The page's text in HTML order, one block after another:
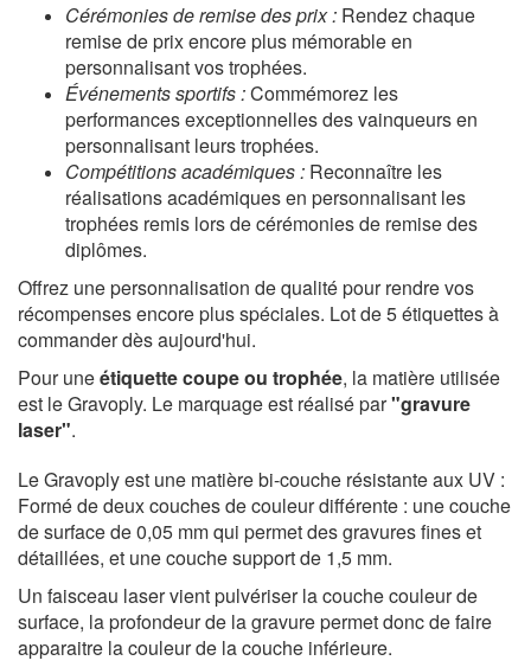
Cérémonies de remise des prix : Rendez chaque
remise de prix encore plus mémorable en
personnalisant vos trophées.
Événements sportifs :Commémorez les
performances exceptionnelles des vainqueurs en
personnalisant leurs trophées.
Compétitions académiques : Reconnaître les
réalisations académiques en personnalisant les
trophées remis lors de cérémonies de remise des
diplômes.
Offrez une personnalisation de qualité pour rendre vos
récompenses encore plus spéciales. Lot de 5 étiquettes à
commander dès aujourd'hui.
Pour uneétiquette coupe ou trophée, la matière utilisée
est le Gravoply. Le marquage est réalisé par"gravure
laser".
Le Gravoply est une matière bi-couche résistante aux UV :
Formé de deux couches de couleur différente : une couche
de surface de 0,05 mm qui permet des gravures fines et
détaillées, et une couche support de 1,5 mm.
Un faisceau laser vient pulvériser la couche couleur de
surface, la profondeur de la gravure permet donc de faire
apparaitre la couleur de la couche inférieure.